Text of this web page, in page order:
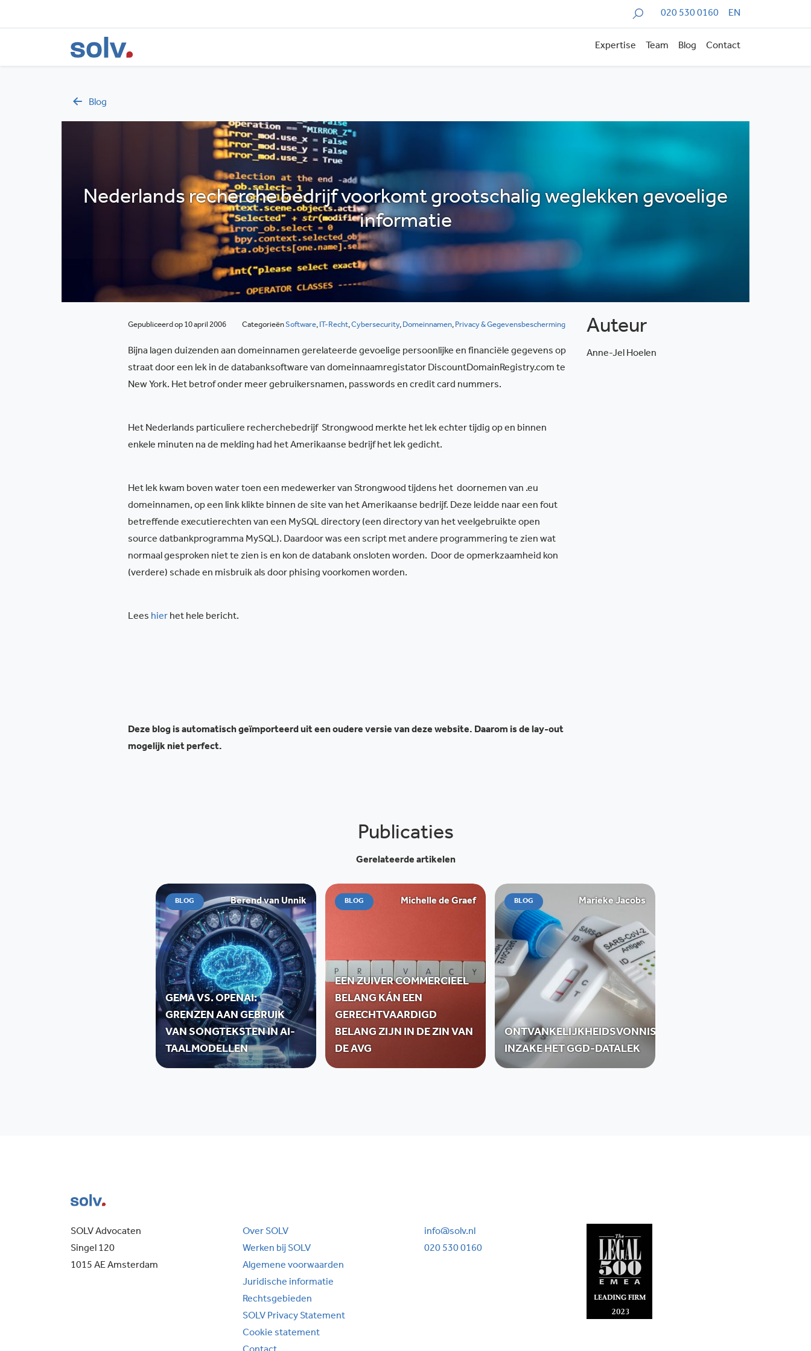
Zoeken 020 530 0160 EN
Expertise Team Blog Contact
Blog
Nederlands recherche bedrijf voorkomt grootschalig weglekken gevoelige
informatie
Gepubliceerd op 10 april 2006 CategorieënSoftware, IT-Recht,Cybersecurity, Domeinnamen, Privacy & Gegevensbescherming
Bijna lagen duizenden aan domeinnamen gerelateerde gevoelige persoonlijke en financiële gegevens op
straat door een lek in de databanksoftware van domeinnaamregistator DiscountDomainRegistry.com te
New York. Het betrof onder meer gebruikersnamen, passwords en credit card nummers.
Het Nederlands particuliere recherchebedrijf Strongwood merkte het lek echter tijdig op en binnen
enkele minuten na de melding had het Amerikaanse bedrijf het lek gedicht.
Het lek kwam boven water toen een medewerker van Strongwood tijdens het doornemen van .eu
domeinnamen, op een link klikte binnen de site van het Amerikaanse bedrijf. Deze leidde naar een fout
betreffende executierechten van een MySQL directory (een directory van het veelgebruikte open
source datbankprogramma MySQL). Daardoor was een script met andere programmering te zien wat
normaal gesproken niet te zien is en kon de databank onsloten worden. Door de opmerkzaamheid kon
(verdere) schade en misbruik als door phising voorkomen worden.
Lees hier het hele bericht.
Deze blog is automatisch geïmporteerd uit een oudere versie van deze website. Daarom is de lay-out
mogelijk niet perfect.
Auteur
Anne-Jel Hoelen
Publicaties
Gerelateerde artikelen
BLOG Berend van Unnik
GEMA VS. OPENAI:
GRENZEN AAN GEBRUIK
VAN SONGTEKSTEN IN AI-
TAALMODELLEN
BLOG Michelle de Graef
EEN ZUIVER COMMERCIEEL
BELANG KÁN EEN
GERECHTVAARDIGD
BELANG ZIJN IN DE ZIN VAN
DE AVG
BLOG Marieke Jacobs
ONTVANKELIJKHEIDSVONNIS
INZAKE HET GGD-DATALEK
SOLV Advocaten
Singel 120
1015 AE Amsterdam
Over SOLV
Werken bij SOLV
Algemene voorwaarden
Juridische informatie
Rechtsgebieden
SOLV Privacy Statement
Cookie statement
info@solv.nl
020 530 0160